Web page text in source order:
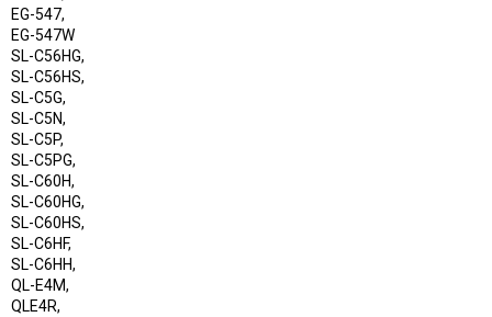
EG-547,
EG-547W
SL-C56HG,
SL-C56HS,
SL-C5G,
SL-C5N,
SL-C5P,
SL-C5PG,
SL-C60H,
SL-C60HG,
SL-C60HS,
SL-C6HF,
SL-C6HH,
QL-E4M,
QLE4R,